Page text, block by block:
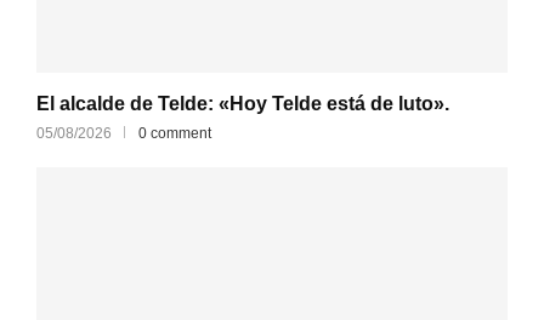
El alcalde de Telde: «Hoy Telde está de luto».
05/08/2026 0 comment